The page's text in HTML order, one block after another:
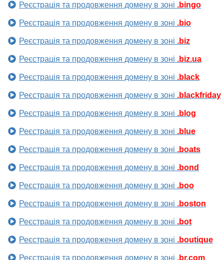
Реєстрація та продовження домену в зоні .bingo
Реєстрація та продовження домену в зоні .bio
Реєстрація та продовження домену в зоні .biz
Реєстрація та продовження домену в зоні .biz.ua
Реєстрація та продовження домену в зоні .black
Реєстрація та продовження домену в зоні .blackfriday
Реєстрація та продовження домену в зоні .blog
Реєстрація та продовження домену в зоні .blue
Реєстрація та продовження домену в зоні .boats
Реєстрація та продовження домену в зоні .bond
Реєстрація та продовження домену в зоні .boo
Реєстрація та продовження домену в зоні .boston
Реєстрація та продовження домену в зоні .bot
Реєстрація та продовження домену в зоні .boutique
Реєстрація та продовження домену в зоні .br.com